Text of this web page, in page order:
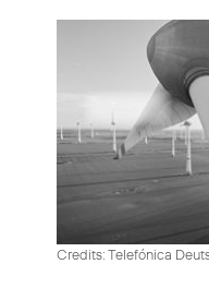
Credits: Telefónica